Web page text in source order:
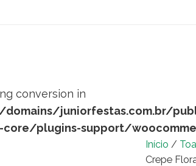
conversion in
domains/juniorfestas.com.br/
plugins-support/
Início /
Crepe